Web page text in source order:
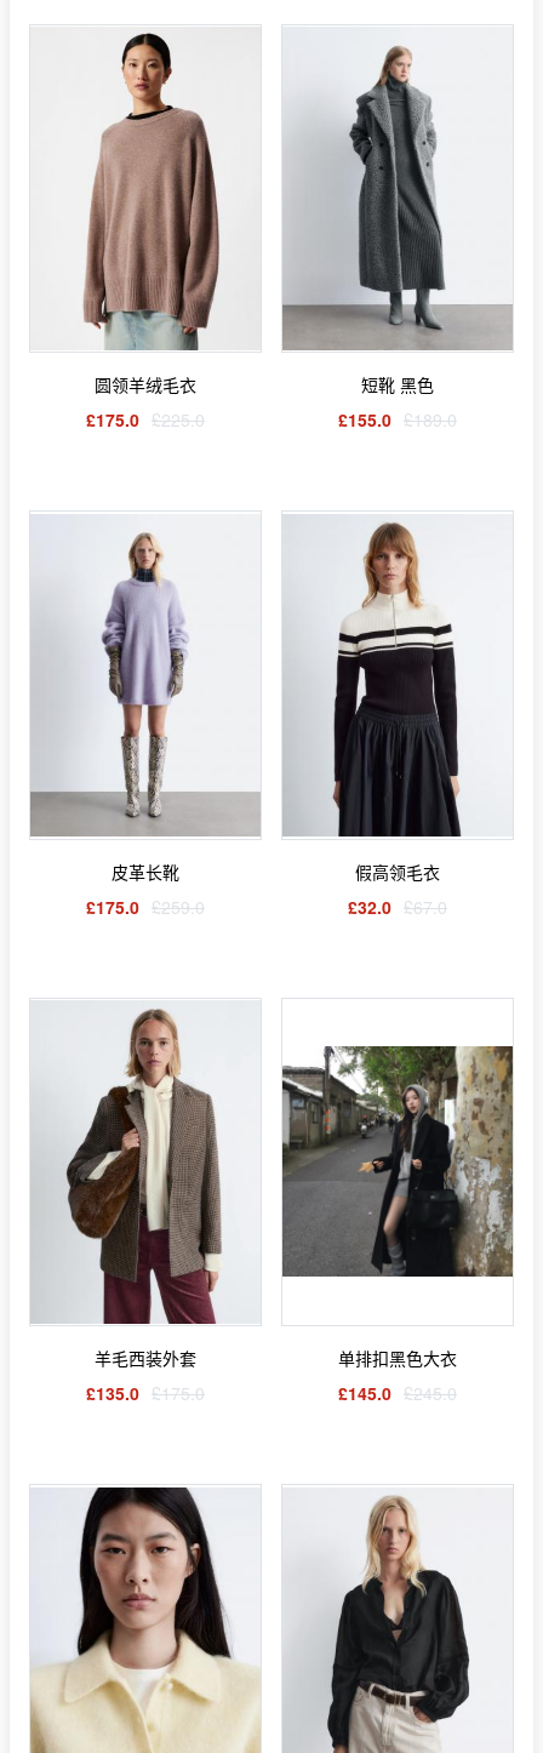
圆领羊绒毛衣
£175.0 £225.0
短靴 黑色
£155.0 £189.0
皮革长靴
£175.0 £259.0
假高领毛衣
£32.0 £67.0
羊毛西装外套
£135.0 £175.0
单排扣黑色大衣
£145.0 £245.0